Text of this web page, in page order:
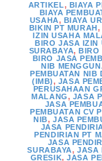
ARTIKEL, BIAYA
BIAYA
USAHA, BIAYA
BIKIN PT MURAH ,
IZIN USAHA
BIRO JASA IZIN
SURABAYA, BIRO
BIRO JASA
NIB
PEMBUATAN NIB
(IMB), JASA
PERUSAHAAN
MALANG, JASA
JASA
PEMBUATAN CV
NIB,JASA
JASA
PENDIRIAN PT
JASA
SURABAYA,JASA
GRESIK,JASA